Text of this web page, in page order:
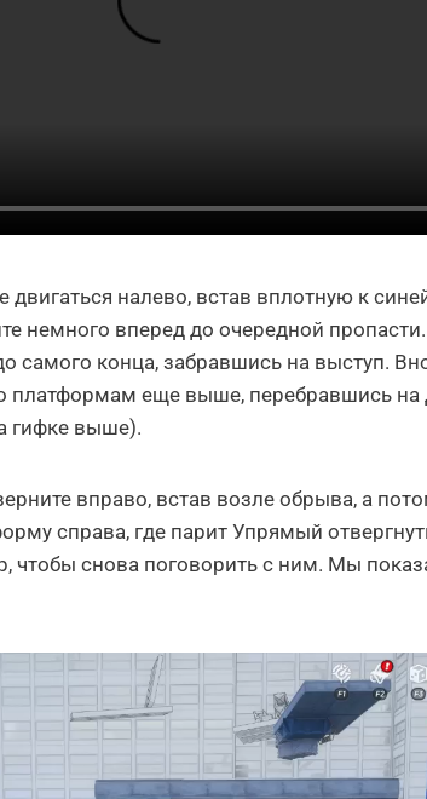
двигаться налево, встав вплотную к синей
немного вперед до очередной пропасти.
самого конца, забравшись на выступ.
вправо, встав возле обрыва, а